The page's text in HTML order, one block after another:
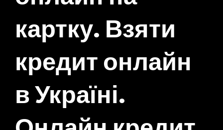
картку. Взяти
кредит онлайн
в Україні.